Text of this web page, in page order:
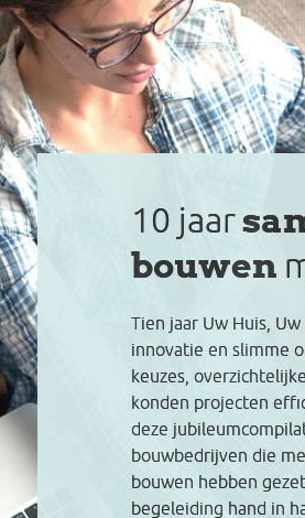
10 jaar
bouwen
Tien jaar Uw Huis,
innovatie en slimme
keuzes,
konden projecten
deze
bouwbedrijven die
bouwen hebben
begeleiding hand in